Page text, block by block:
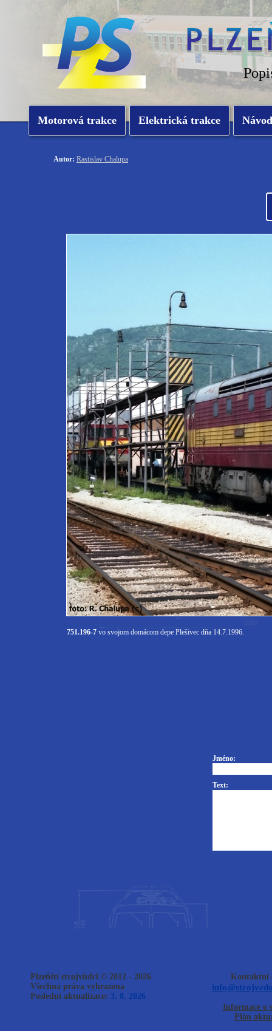
Motorová trakce Elektrická trakce
Autor: Rastislav Chalupa
751.196-7 vo svojom domácom depe Plešivec dňa 14.7.1996.
Jméno:
Text:
Plzeňští strojvůdci © 2012 - 2026
Všechna práva vyhrazena
Poslední aktualizace: 3. 8. 2026
Kontaktní
Informace o
Plán